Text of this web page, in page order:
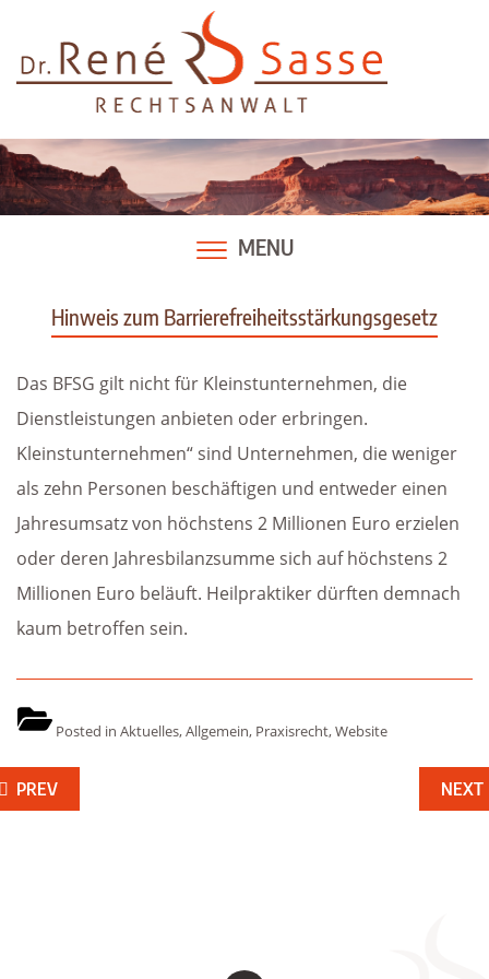
content
MENU
Hinweis zum Barrierefreiheitsstärkungsgesetz
Das BFSG gilt nicht für Kleinstunternehmen, die
Dienstleistungen anbieten oder erbringen.
Kleinstunternehmen“ sind Unternehmen, die weniger
als zehn Personen beschäftigen und entweder einen
Jahresumsatz von höchstens 2 Millionen Euro erzielen
oder deren Jahresbilanzsumme sich auf höchstens 2
Millionen Euro beläuft. Heilpraktiker dürften demnach
kaum betroffen sein.
Posted in Aktuelles,Allgemein, Praxisrecht,Website
PREV NEXT